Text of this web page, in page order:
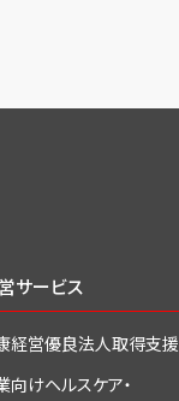
サービス
経営優良法人取得支援
向けヘルスケア・